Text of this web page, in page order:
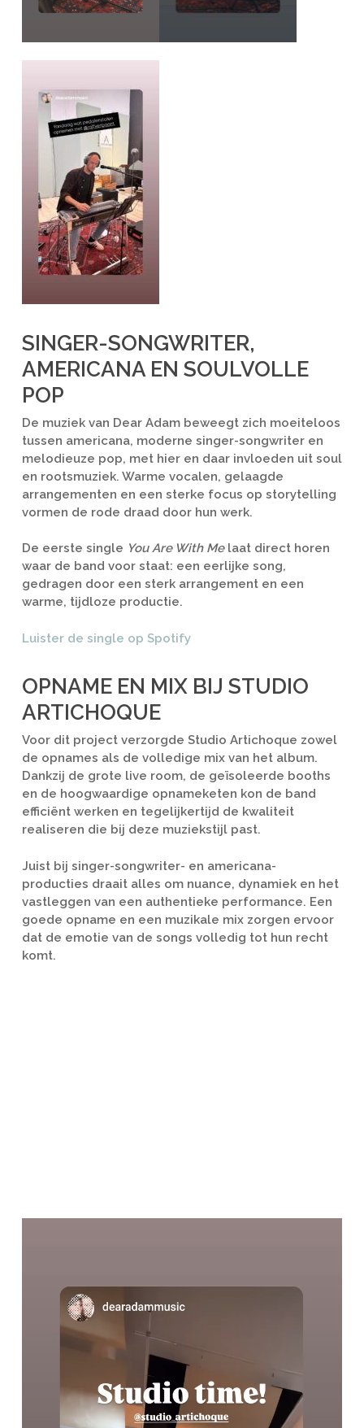
SINGER-SONGWRITER,
AMERICANA EN SOULVOLLE
POP
De muziek van Dear Adam beweegt zich moeiteloos
tussen americana, moderne singer-songwriter en
melodieuze pop, met hier en daar invloeden uit soul
en rootsmuziek. Warme vocalen, gelaagde
arrangementen en een sterke focus op storytelling
vormen de rode draad door hun werk.
De eerste single You Are With Melaat direct horen
waar de band voor staat: een eerlijke song,
gedragen door een sterk arrangement en een
warme, tijdloze productie.
Luister de single op Spotify
OPNAME EN MIX BIJ STUDIO
ARTICHOQUE
Voor dit project verzorgde Studio Artichoque zowel
de opnames als de volledige mix van het album.
Dankzij de grote live room, de geïsoleerde booths
en de hoogwaardige opnameketen kon de band
efficiënt werken en tegelijkertijd de kwaliteit
realiseren die bij deze muziekstijl past.
Juist bij singer-songwriter- en americana-
producties draait alles om nuance, dynamiek en het
vastleggen van een authentieke performance. Een
goede opname en een muzikale mix zorgen ervoor
dat de emotie van de songs volledig tot hun recht
komt.